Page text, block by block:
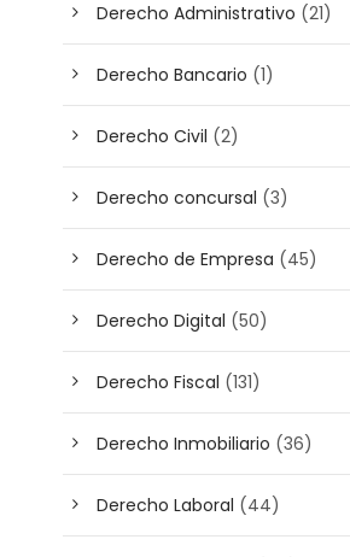
Derecho Administrativo (21)
Derecho Bancario (1)
Derecho Civil (2)
Derecho concursal (3)
Derecho de Empresa (45)
Derecho Digital (50)
Derecho Fiscal (131)
Derecho Inmobiliario (36)
Derecho Laboral (44)